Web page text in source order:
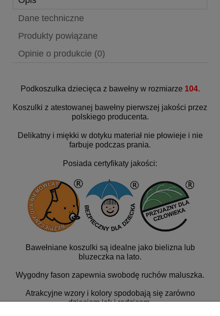
Dane techniczne
Produkty powiązane
Opinie o produkcie (0)
Podkoszulka dziecięca z bawełny w rozmiarze 104.
Koszulki z atestowanej bawełny pierwszej jakości przez
polskiego producenta.
Delikatny i miękki w dotyku materiał nie płowieje i nie
farbuje podczas prania.
Posiada certyfikaty jakości:
Bawełniane koszulki są idealne jako bielizna lub
bluzeczka na lato.
Wygodny fason zapewnia swobodę ruchów maluszka.
Atrakcyjne wzory i kolory spodobają się zarówno
dzieciom jak i rodzicom.